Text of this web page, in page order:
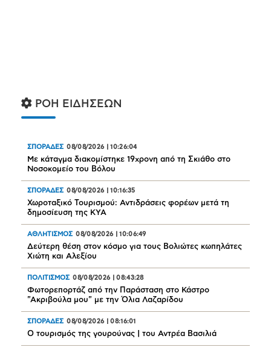
ΡΟΗ ΕΙΔΗΣΕΩΝ
ΣΠΟΡΑΔΕΣ 08/08/2026 10:26:04
Mε κάταγμα διακομίστηκε 19χρονη από τη Σκιάθο στο
Νοσοκομείο του Βόλου
ΣΠΟΡΑΔΕΣ 08/08/2026 10:16:35
Χωροταξικό Τουρισμού: Αντιδράσεις φορέων μετά τη
δημοσίευση της ΚΥΑ
ΑΘΛΗΤΙΣΜΟΣ 08/08/2026 10:06:49
Δεύτερη θέση στον κόσμο για τους Βολιώτες κωπηλάτες
Χιώτη και Αλεξίου
ΠΟΛΙΤΙΣΜΟΣ 08/08/2026 08:43:28
Φωτορεπορτάζ από την Παράσταση στο Κάστρο
"Ακριβούλα μου" με την Όλια Λαζαρίδου
ΣΠΟΡΑΔΕΣ 08/08/2026 08:16:01
Ο τουρισμός της γουρούνας | του Αντρέα Βασιλιά